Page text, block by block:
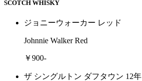
SCOTCH WHISKY
ジョニーウォーカー レッド
Johnnie Walker Red
￥900-
ザ シングルトン ダフタウン 12年